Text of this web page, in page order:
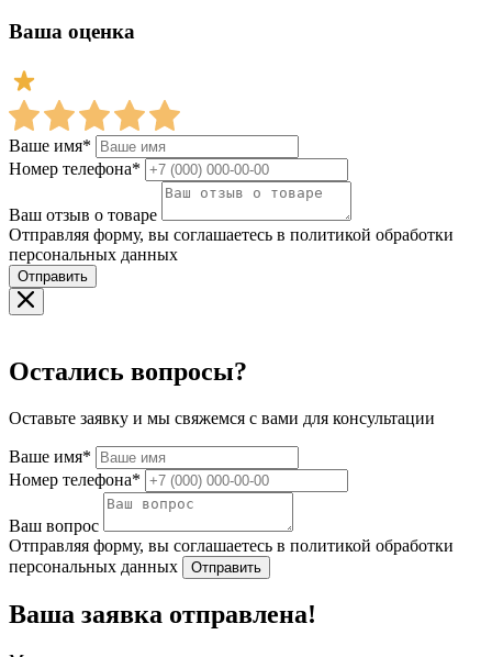
Ваша оценка
Ваше имя*
Номер телефона*
Ваш отзыв о товаре
Отправляя форму, вы соглашаетесь в политикой обработки
персональных данных
Отправить
Остались вопросы?
Оставьте заявку и мы свяжемся с вами для консультации
Ваше имя*
Номер телефона*
Ваш вопрос
Отправляя форму, вы соглашаетесь в политикой обработки
персональных данных
Отправить
Ваша заявка отправлена!